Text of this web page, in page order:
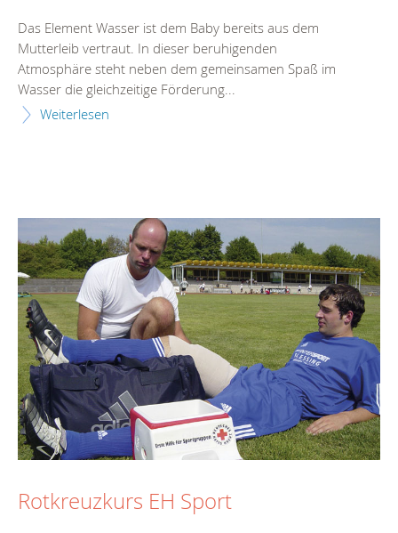
Das Element Wasser ist dem Baby bereits aus dem
Mutterleib vertraut. In dieser beruhigenden
Atmosphäre steht neben dem gemeinsamen Spaß im
Wasser die gleichzeitige Förderung...
Weiterlesen
Rotkreuzkurs EH Sport